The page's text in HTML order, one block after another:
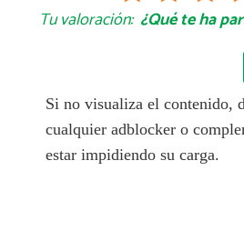
Tu valoración: ¿Qué te ha
Si no visualiza el contenido,
cualquier adblocker o
estar impidiendo su carga.